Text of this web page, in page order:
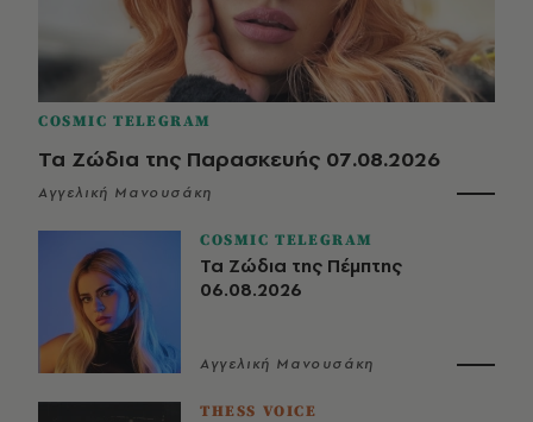
COSMIC TELEGRAM
Τα Ζώδια της Παρασκευής 07.08.2026
Αγγελική Μανουσάκη
COSMIC TELEGRAM
Τα Ζώδια της Πέμπτης
06.08.2026
Αγγελική Μανουσάκη
THESS VOICE